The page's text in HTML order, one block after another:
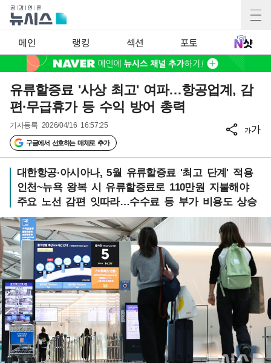
메인 랭킹 섹션 포토
유류할증료 '사상 최고' 여파…항공업계, 감
편·무급휴가 등 수익 방어 총력
기사등록 2026/04/16 16:57:25
구글에서 선호하는 매체로 추가
가가
대한항공·아시아나, 5월 유류할증료 '최고 단계' 적용
인천~뉴욕 왕복 시 유류할증료로 110만원 지불해야
주요 노선 감편 잇따라…수수료 등 부가 비용도 상승